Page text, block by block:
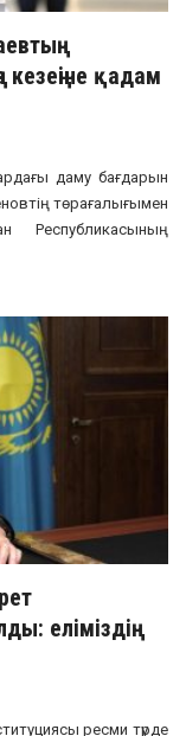
қадам
даму бағдарын
төрағалығымен
Республикасының
еліміздің
ресми түрде